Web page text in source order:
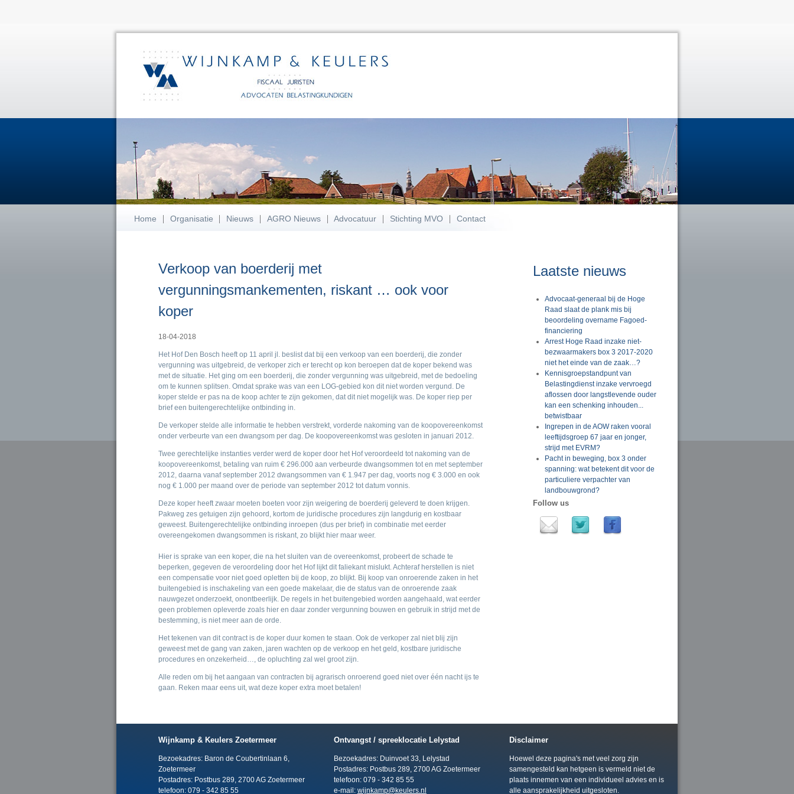
Home Organisatie Nieuws AGRO Nieuws Advocatuur Stichting MVO Contact
Verkoop van boerderij met
vergunningsmankementen, riskant … ook voor
koper
18-04-2018
Het Hof Den Bosch heeft op 11 april jl. beslist dat bij een verkoop van een boerderij, die zonder
vergunning was uitgebreid, de verkoper zich er terecht op kon beroepen dat de koper bekend was
met de situatie. Het ging om een boerderij, die zonder vergunning was uitgebreid, met de bedoeling
om te kunnen splitsen. Omdat sprake was van een LOG-gebied kon dit niet worden vergund. De
koper stelde er pas na de koop achter te zijn gekomen, dat dit niet mogelijk was. De koper riep per
brief een buitengerechtelijke ontbinding in.
De verkoper stelde alle informatie te hebben verstrekt, vorderde nakoming van de koopovereenkomst
onder verbeurte van een dwangsom per dag. De koopovereenkomst was gesloten in januari 2012.
Twee gerechtelijke instanties verder werd de koper door het Hof veroordeeld tot nakoming van de
koopovereenkomst, betaling van ruim € 296.000 aan verbeurde dwangsommen tot en met september
2012, daarna vanaf september 2012 dwangsommen van € 1.947 per dag, voorts nog € 3.000 en ook
nog € 1.000 per maand over de periode van september 2012 tot datum vonnis.
Deze koper heeft zwaar moeten boeten voor zijn weigering de boerderij geleverd te doen krijgen.
Pakweg zes getuigen zijn gehoord, kortom de juridische procedures zijn langdurig en kostbaar
geweest. Buitengerechtelijke ontbinding inroepen (dus per brief) in combinatie met eerder
overeengekomen dwangsommen is riskant, zo blijkt hier maar weer.
Hier is sprake van een koper, die na het sluiten van de overeenkomst, probeert de schade te
beperken, gegeven de veroordeling door het Hof lijkt dit faliekant mislukt. Achteraf herstellen is niet
een compensatie voor niet goed opletten bij de koop, zo blijkt. Bij koop van onroerende zaken in het
buitengebied is inschakeling van een goede makelaar, die de status van de onroerende zaak
nauwgezet onderzoekt, onontbeerlijk. De regels in het buitengebied worden aangehaald, wat eerder
geen problemen opleverde zoals hier en daar zonder vergunning bouwen en gebruik in strijd met de
bestemming, is niet meer aan de orde.
Het tekenen van dit contract is de koper duur komen te staan. Ook de verkoper zal niet blij zijn
geweest met de gang van zaken, jaren wachten op de verkoop en het geld, kostbare juridische
procedures en onzekerheid…, de opluchting zal wel groot zijn.
Alle reden om bij het aangaan van contracten bij agrarisch onroerend goed niet over één nacht ijs te
gaan. Reken maar eens uit, wat deze koper extra moet betalen!
Laatste nieuws
Advocaat-generaal bij de Hoge
Raad slaat de plank mis bij
beoordeling overname Fagoed-
financiering
Arrest Hoge Raad inzake niet-
bezwaarmakers box 3 2017-2020
niet het einde van de zaak…?
Kennisgroepstandpunt van
Belastingdienst inzake vervroegd
aflossen door langstlevende ouder
kan een schenking inhouden...
betwistbaar
Ingrepen in de AOW raken vooral
leeftijdsgroep 67 jaar en jonger,
strijd met EVRM?
Pacht in beweging, box 3 onder
spanning: wat betekent dit voor de
particuliere verpachter van
landbouwgrond?
Follow us
Wijnkamp & Keulers Zoetermeer
Bezoekadres: Baron de Coubertinlaan 6,
Zoetermeer
Postadres: Postbus 289, 2700 AG Zoetermeer
telefoon: 079 - 342 85 55
Ontvangst / spreeklocatie Lelystad
Bezoekadres: Duinvoet 33, Lelystad
Postadres: Postbus 289, 2700 AG Zoetermeer
telefoon: 079 - 342 85 55
e-mail: wijnkamp@keulers.nl
Disclaimer
Hoewel deze pagina's met veel zorg zijn
samengesteld kan hetgeen is vermeld niet de
plaats innemen van een individueel advies en is
alle aansprakelijkheid uitgesloten.